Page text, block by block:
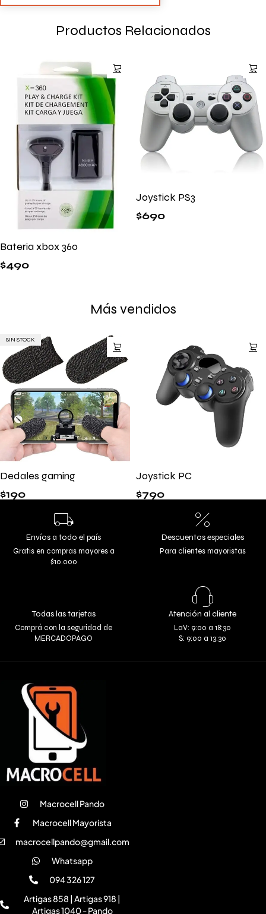
Productos Relacionados
Bateria xbox 360
$490
Joystick PS3
$690
Más vendidos
SIN STOCK
Dedales gaming
$190
Joystick PC
$790
Envíos a todo el país
Gratis en compras mayores a
$10.000
Descuentos especiales
Para clientes mayoristas
Todas las tarjetas
Comprá con la seguridad de
MERCADOPAGO
Atención al cliente
LaV: 9:00 a 18:30
S: 9:00 a 13:30
Macrocell Pando
Macrocell Mayorista
macrocellpando@gmail.com
Whatsapp
094 326 127
Artigas 858 | Artigas 918 |
Artigas 1040 - Pando